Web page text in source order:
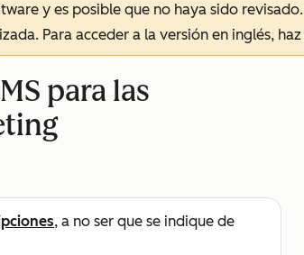
y es posible que no haya sido revisado.
Para acceder a la versión en inglés, haz
para las
, a no ser que se indique de